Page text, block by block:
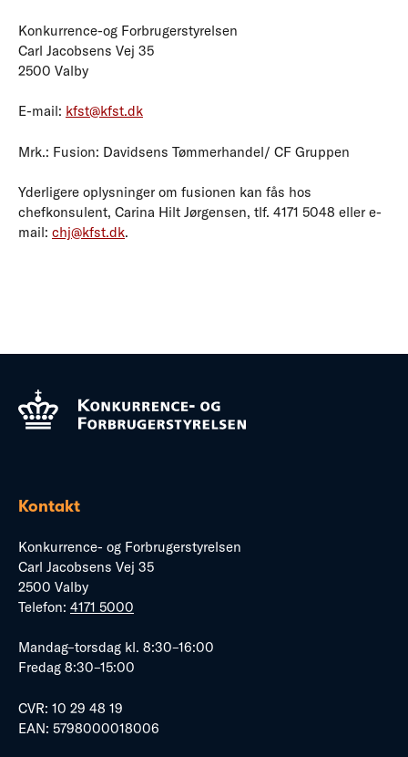
Konkurrence-og Forbrugerstyrelsen
Carl Jacobsens Vej 35
2500 Valby
E-mail: kfst@kfst.dk
Mrk.: Fusion: Davidsens Tømmerhandel/ CF Gruppen
Yderligere oplysninger om fusionen kan fås hos
chefkonsulent, Carina Hilt Jørgensen, tlf. 4171 5048 eller e-
mail: chj@kfst.dk.
Kontakt
Konkurrence- og Forbrugerstyrelsen
Carl Jacobsens Vej 35
2500 Valby
Telefon: 4171 5000
Mandag–torsdag kl. 8:30–16:00
Fredag 8:30–15:00
CVR: 10 29 48 19
EAN: 5798000018006